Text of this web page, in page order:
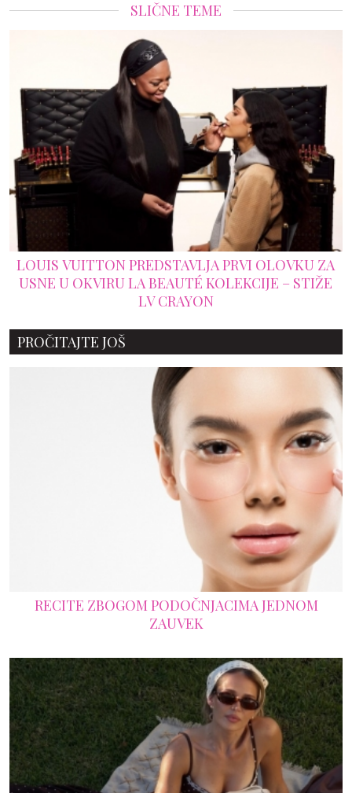
SLIČNE TEME
LOUIS VUITTON PREDSTAVLJA PRVI OLOVKU ZA
USNE U OKVIRU LA BEAUTÉ KOLEKCIJE – STIŽE
LV CRAYON
PROČITAJTE JOŠ
RECITE ZBOGOM PODOČNJACIMA JEDNOM
ZAUVEK